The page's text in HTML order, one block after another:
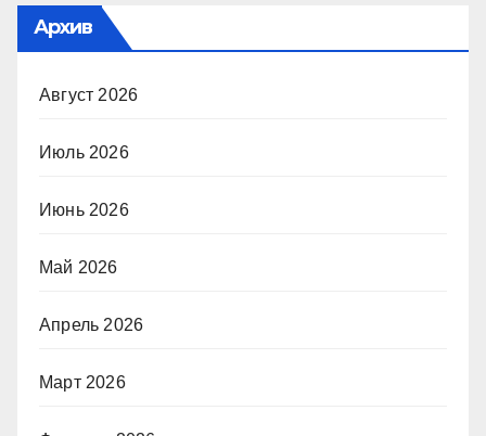
Архив
Август 2026
Июль 2026
Июнь 2026
Май 2026
Апрель 2026
Март 2026